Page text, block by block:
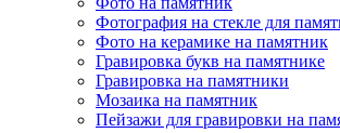
Фотография на стекле для
Фото на керамике на памятник
Гравировка букв на памятнике
Гравировка на памятники
Мозаика на памятник
Пейзажи для гравировки на